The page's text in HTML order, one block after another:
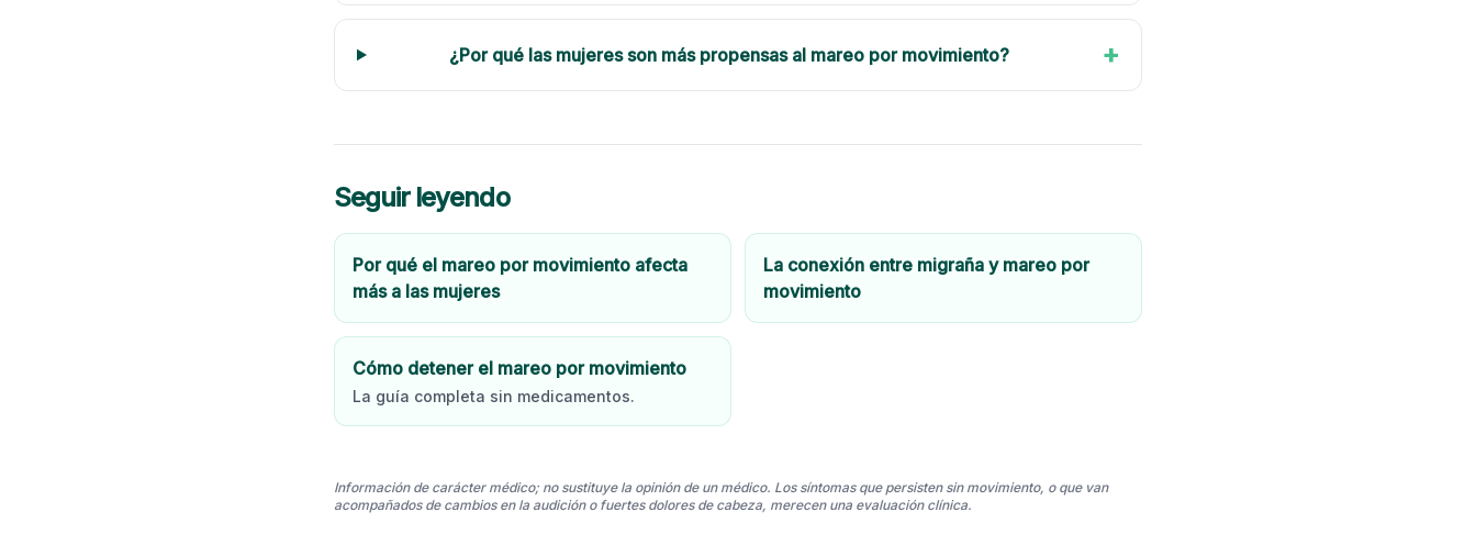
¿Por qué las mujeres son más propensas al mareo por movimiento? +
Seguir leyendo
Por qué el mareo por movimiento afecta
más a las mujeres
La conexión entre migraña y mareo por
movimiento
Cómo detener el mareo por movimiento
La guía completa sin medicamentos.
Información de carácter médico; no sustituye la opinión de un médico. Los síntomas que persisten sin movimiento, o que van
acompañados de cambios en la audición o fuertes dolores de cabeza, merecen una evaluación clínica.